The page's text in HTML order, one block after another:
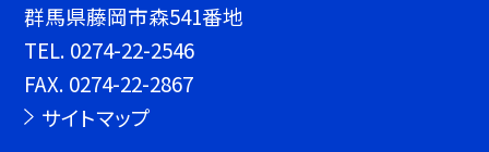
群馬県藤岡市森541番地
TEL. 0274-22-2546
FAX. 0274-22-2867
サイトマップ